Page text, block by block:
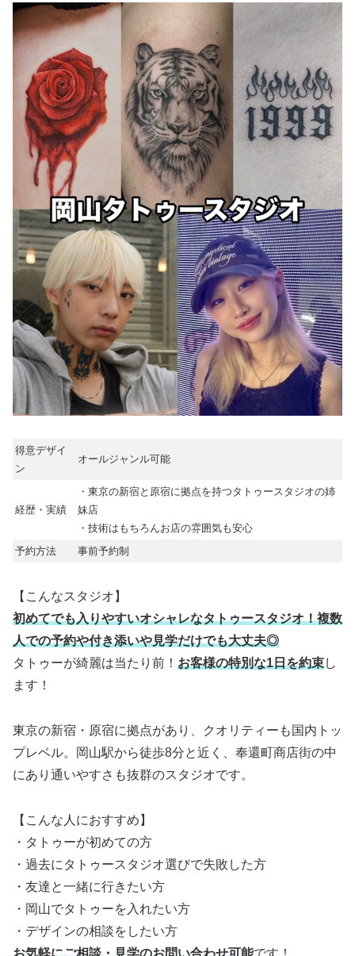
得意デザイ
ン
オールジャンル可能
経歴・実績
・東京の新宿と原宿に拠点を持つタトゥースタジオの姉
妹店
・技術はもちろんお店の雰囲気も安心
予約方法
事前予約制
【こんなスタジオ】
初めてでも入りやすいオシャレなタトゥースタジオ！複数
人での予約や付き添いや見学だけでも大丈夫◎
タトゥーが綺麗は当たり前！ お客様の特別な1日を約束し
ます！
東京の新宿・原宿に拠点があり、クオリティーも国内トッ
プレベル。岡山駅から徒歩8分と近く、奉還町商店街の中
にあり通いやすさも抜群のスタジオです。
【こんな人におすすめ】
・タトゥーが初めての方
・過去にタトゥースタジオ選びで失敗した方
・友達と一緒に行きたい方
・岡山でタトゥーを入れたい方
・デザインの相談をしたい方
お気軽にご相談・見学のお問い合わせ可能です！